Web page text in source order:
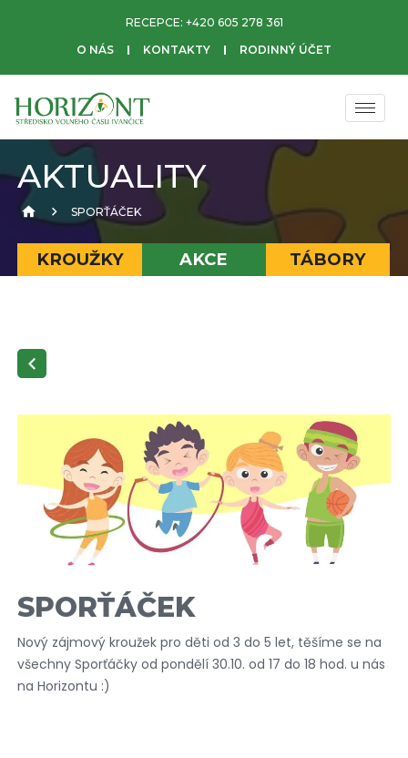
RECEPCE: +420 605 278 361
O NÁS
KONTAKTY RODINNÝ ÚČET
AKTUALITY
SPORŤÁČEK
KROUŽKY AKCE TÁBORY
SPORŤÁČEK
Nový zájmový kroužek pro děti od 3 do 5 let, těšíme se na
všechny Sporťáčky od pondělí 30.10. od 17 do 18 hod. u nás
na Horizontu :)